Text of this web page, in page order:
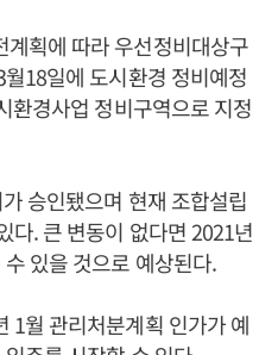
획에 따라 우선정비대상구
18일에 도시환경 정비예정
환경사업 정비구역으로 지정
승인됐으며 현재 조합설립
다. 큰 변동이 없다면 2021년
있을 것으로 예상된다.
1월 관리처분계획 인가가 예